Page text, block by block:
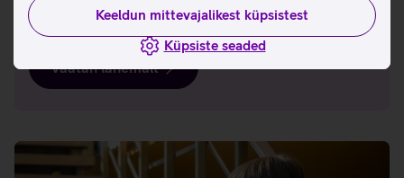
Keeldun mittevajalikest küpsistest
Küpsiste seaded
Tavahind: 819 €
Vaatan lähemalt